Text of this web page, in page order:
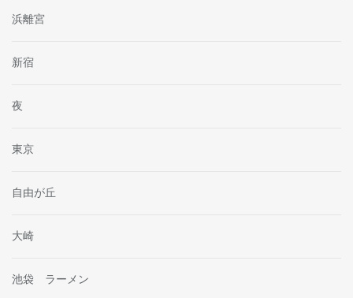
浜離宮
新宿
夜
東京
自由が丘
大崎
池袋 ラーメン